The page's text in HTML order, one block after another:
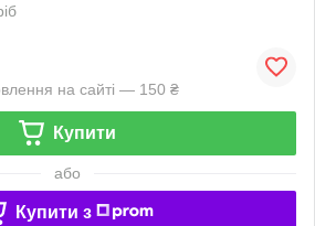
на сайті — 150 ₴
Купити
або
Купити з